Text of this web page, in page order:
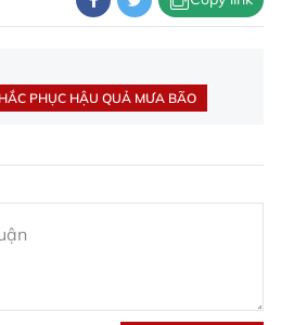
PHỤC HẬU QUẢ MƯA BÃO